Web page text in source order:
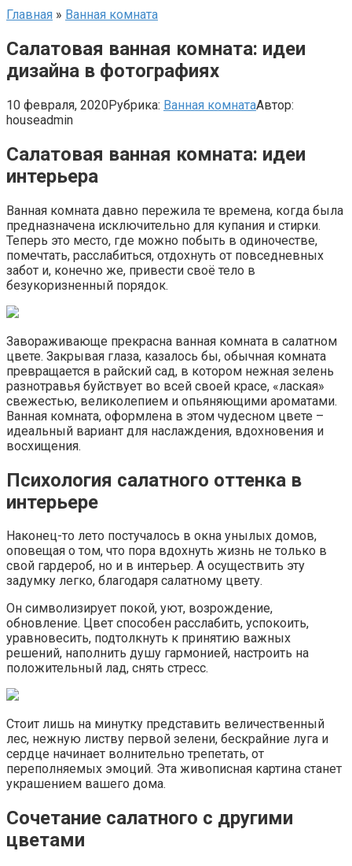
Главная » Ванная комната
Салатовая ванная комната: идеи
дизайна в фотографиях
10 февраля, 2020Рубрика: Ванная комнатаАвтор:
houseadmin
Салатовая ванная комната: идеи
интерьера
Ванная комната давно пережила те времена, когда была
предназначена исключительно для купания и стирки.
Теперь это место, где можно побыть в одиночестве,
помечтать, расслабиться, отдохнуть от повседневных
забот и, конечно же, привести своё тело в
безукоризненный порядок.
Завораживающе прекрасна ванная комната в салатном
цвете. Закрывая глаза, казалось бы, обычная комната
превращается в райский сад, в котором нежная зелень
разнотравья буйствует во всей своей красе, «лаская»
свежестью, великолепием и опьяняющими ароматами.
Ванная комната, оформлена в этом чудесном цвете –
идеальный вариант для наслаждения, вдохновения и
восхищения.
Психология салатного оттенка в
интерьере
Наконец-то лето постучалось в окна унылых домов,
оповещая о том, что пора вдохнуть жизнь не только в
свой гардероб, но и в интерьер. А осуществить эту
задумку легко, благодаря салатному цвету.
Он символизирует покой, уют, возрождение,
обновление. Цвет способен расслабить, успокоить,
уравновесить, подтолкнуть к принятию важных
решений, наполнить душу гармонией, настроить на
положительный лад, снять стресс.
Стоит лишь на минутку представить величественный
лес, нежную листву первой зелени, бескрайние луга и
сердце начинает волнительно трепетать, от
переполняемых эмоций. Эта живописная картина станет
украшением вашего дома.
Сочетание салатного с другими
цветами